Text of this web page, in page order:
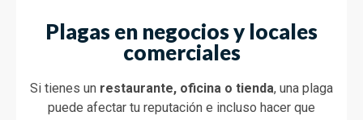
Plagas en negocios y locales
comerciales
Si tienes un restaurante, oficina o tienda, una plaga
puede afectar tu reputación e incluso hacer que